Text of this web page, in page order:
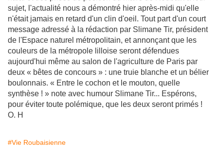
sujet, l'actualité nous a démontré hier après-midi qu'elle
n'était jamais en retard d'un clin d'oeil. Tout part d'un court
message adressé à la rédaction par Slimane Tir, président
de l'Espace naturel métropolitain, et annonçant que les
couleurs de la métropole lilloise seront défendues
aujourd'hui même au salon de l'agriculture de Paris par
deux « bêtes de concours » : une truie blanche et un bélier
boulonnais. « Entre le cochon et le mouton, quelle
synthèse ! » note avec humour Slimane Tir... Espérons,
pour éviter toute polémique, que les deux seront primés !
O. H
#Vie Roubaisienne